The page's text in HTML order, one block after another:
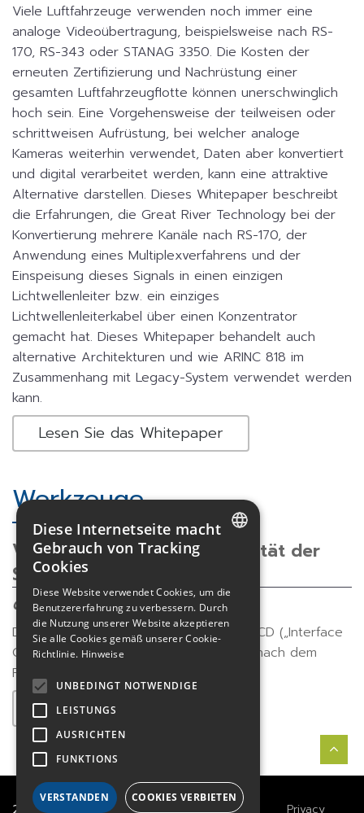
Viele Luftfahrzeuge verwenden noch immer eine
analoge Videoübertragung, beispielsweise nach RS-
170, RS-343 oder STANAG 3350. Die Kosten der
erneuten Zertifizierung und Nachrüstung einer
gesamten Luftfahrzeugflotte können unerschwinglich
hoch sein. Eine Vorgehensweise der teilweisen oder
schrittweisen Aufrüstung, bei welcher analoge
Kameras weiterhin verwendet, Daten aber konvertiert
und digital verarbeitet werden, kann eine attraktive
Alternative darstellen. Dieses Whitepaper beschreibt
die Erfahrungen, die Great River Technology bei der
Konvertierung mehrere Kanäle nach RS-170, der
Anwendung eines Multiplexverfahrens und der
Einspeisung dieses Signals in einen einzigen
Lichtwellenleiter bzw. ein einziges
Lichtwellenleiterkabel über einen Konzentrator
gemacht hat. Dieses Whitepaper behandelt auch
alternative Architekturen und wie ARINC 818 im
Zusammenhang mit Legacy-System verwendet werden
kann.
Lesen Sie das Whitepaper
Werkzeuge
Vorlage für die Interoperabilität der
Systeme nach ARINC 818
Great River Technology
Diese Vorlage soll die Entwicklung von ICD („Interface
Control Documents“) für Verbindungen nach dem
Protokoll ARINC 818 vereinfachen.
Lesen Sie das Whitepaper
2021TECHWAY& Great Legals Privacy
ENGLISH
GERMAN
Diese Internetseite macht
Gebrauch von Tracking
Cookies
Diese Website verwendet Cookies, um die
Benutzererfahrung zu verbessern. Durch
die Nutzung unserer Website akzeptieren
Sie alle Cookies gemäß unserer Cookie-
Richtlinie. Hinweise
UNBEDINGT NOTWENDIGE
LEISTUNGS
AUSRICHTEN
FUNKTIONS
VERSTANDEN COOKIES VERBIETEN